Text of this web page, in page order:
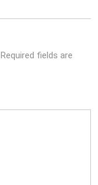
Required fields are